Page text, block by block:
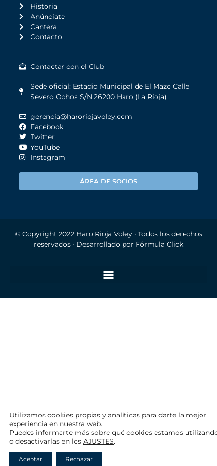
Historia
Anúnciate
Cantera
Contacto
Contactar con el Club
Sede oficial: Estadio Municipal de El Mazo Calle
Severo Ochoa S/N 26200 Haro (La Rioja)
gerencia@haroriojavoley.com
Facebook
Twitter
YouTube
Instagram
ÁREA DE SOCIOS
© Copyright 2022 Haro Rioja Voley· Todos los derechos
reservados · Desarrollado por Fórmula Click
Utilizamos cookies propias y analíticas para darte la mejor
experiencia en nuestra web.
Puedes informarte más sobre qué cookies estamos
o desactivarlas en los AJUSTES.
Aceptar Rechazar